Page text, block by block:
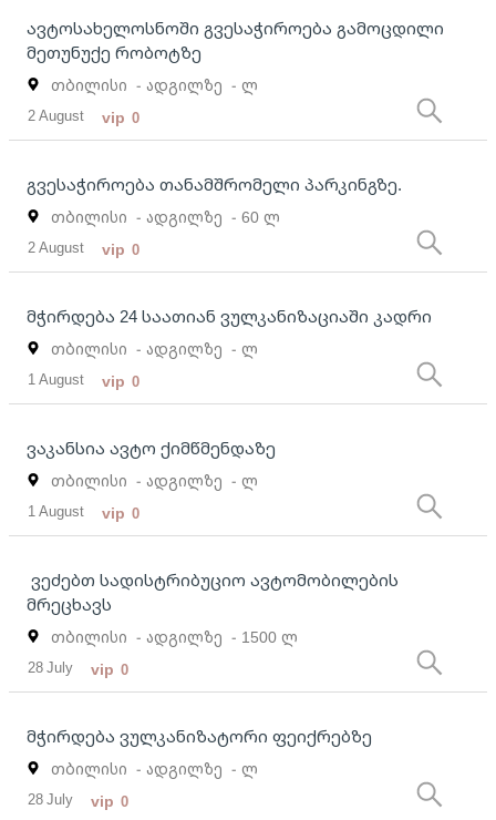
ავტოსახელოსნოში გვესაჭიროება გამოცდილი
მეთუნუქე რობოტზე
თბილისი - ადგილზე - ლ
2 August vip 0
გვესაჭიროება თანამშრომელი პარკინგზე.
თბილისი - ადგილზე - 60 ლ
2 August vip 0
მჭირდება 24 საათიან ვულკანიზაციაში კადრი
თბილისი - ადგილზე - ლ
1 August vip 0
ვაკანსია ავტო ქიმწმენდაზე
თბილისი - ადგილზე - ლ
1 August vip 0
ვეძებთ სადისტრიბუციო ავტომობილების
მრეცხავს
თბილისი - ადგილზე - 1500 ლ
28 July vip 0
მჭირდება ვულკანიზატორი ფეიქრებზე
თბილისი - ადგილზე - ლ
28 July vip 0